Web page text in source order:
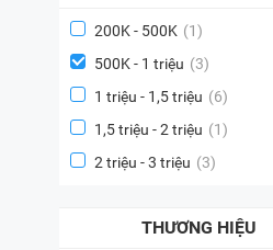
200K - 500K (1)
500K - 1 triệu (3)
1 triệu - 1,5 triệu (6)
1,5 triệu - 2 triệu (1)
2 triệu - 3 triệu (3)
THƯƠNG HIỆU